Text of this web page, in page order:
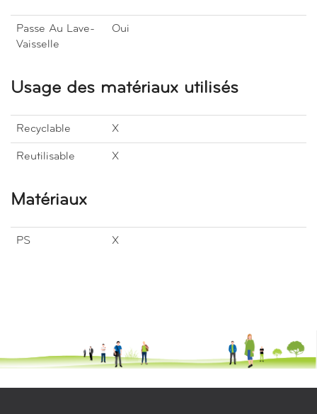
Passe Au Lave-
Vaisselle
Oui
Usage des matériaux utilisés
Recyclable X
Reutilisable X
Matériaux
PS X